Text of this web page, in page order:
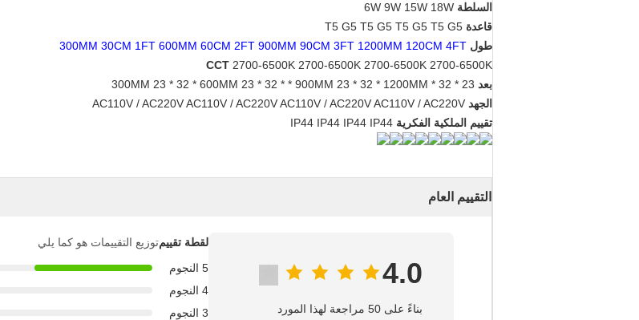
السلطة
قاعدة
T5 G5 T5 G5 T5 G5
طول
300MM 30CM 1FT 600MM 60CM 2FT 900MM 90CM 3FT 1200MM 120CM 4FT
CCT 2700-6500K 2700-6500K 2700-6500K 2700-6500K
بعد
23 * 32 * 600MM 23 * 32 * * 900MM 23 * 32 * 1200MM
الجهد
AC110V / AC220VAC110V / AC220V AC110V / AC220V
تقييم الملكية الفكرية
IP44 IP44 IP44
التقييم العام
4.0
بناءً على 50 مراجعة لهذا المورد
لقطة تقييمتوزيع التقييمات هو كما يلي
5 النجوم
4 النجوم
3 النجوم